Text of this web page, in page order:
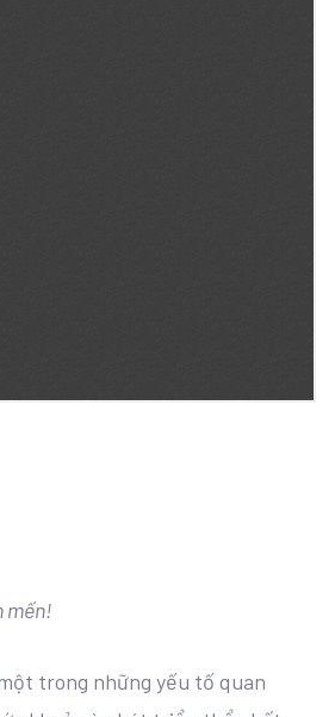
mến!
trong những yếu tố quan